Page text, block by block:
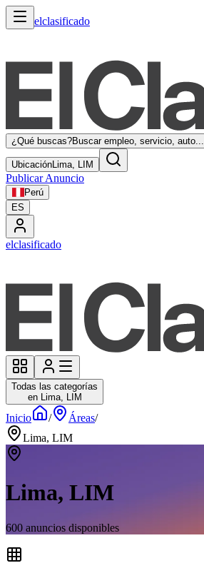
elclasificado
¿Qué buscas?Buscar empleo, servicio, auto...
UbicaciónLima, LIM
Publicar Anuncio
Perú
ES
elclasificado
Todas las categorías
en Lima, LIM
Inicio / Áreas/
Lima, LIM
Lima, LIM
600 anuncios disponibles